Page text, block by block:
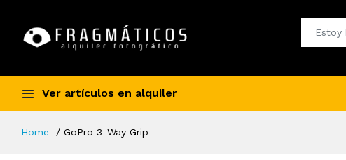
Ver artículos en alquiler
Home GoPro 3-Way Grip